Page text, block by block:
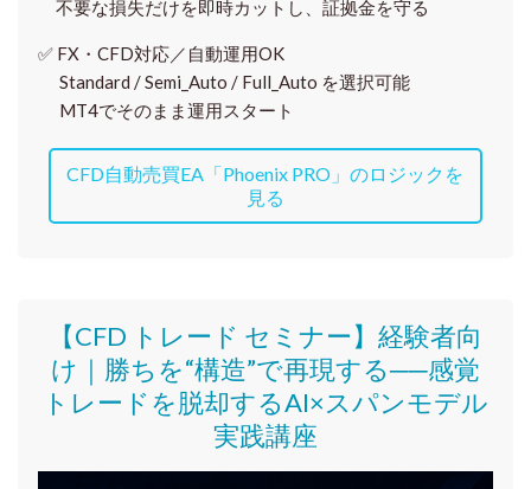
不要な損失だけを即時カットし、証拠金を守る
✅ FX・CFD対応／自動運用OK
Standard / Semi_Auto / Full_Auto を選択可能
MT4でそのまま運用スタート
CFD自動売買EA「Phoenix PRO」のロジックを
見る
【CFD トレード セミナー】 経験者向
け｜ 勝ちを“構造”で再現する──感覚
トレードを脱却するAI×スパンモデル
実践講座